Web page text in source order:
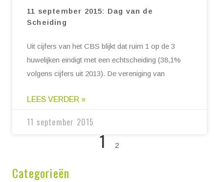
11 september 2015: Dag van de
Scheiding
Uit cijfers van het CBS blijkt dat ruim 1 op de 3
huwelijken eindigt met een echtscheiding (38,1%
volgens cijfers uit 2013). De vereniging van
LEES VERDER »
11 september 2015
1 2
Categorieën